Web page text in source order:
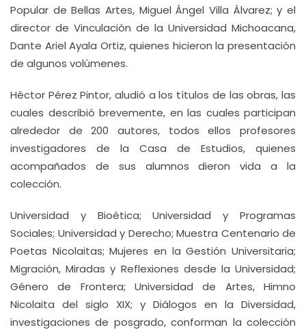
Popular de Bellas Artes, Miguel Ángel Villa Álvarez; y el
director de Vinculación de la Universidad Michoacana,
Dante Ariel Ayala Ortiz, quienes hicieron la presentación
de algunos volúmenes.
Héctor Pérez Pintor, aludió a los títulos de las obras, las
cuales describió brevemente, en las cuales participan
alrededor de 200 autores, todos ellos profesores
investigadores de la Casa de Estudios, quienes
acompañados de sus alumnos dieron vida a la
colección.
Universidad y Bioética; Universidad y Programas
Sociales; Universidad y Derecho; Muestra Centenario de
Poetas Nicolaitas; Mujeres en la Gestión Universitaria;
Migración, Miradas y Reflexiones desde la Universidad;
Género de Frontera; Universidad de Artes, Himno
Nicolaita del siglo XIX; y Diálogos en la Diversidad,
investigaciones de posgrado, conforman la colección